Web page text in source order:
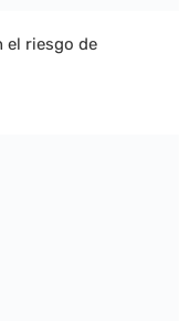
el riesgo de